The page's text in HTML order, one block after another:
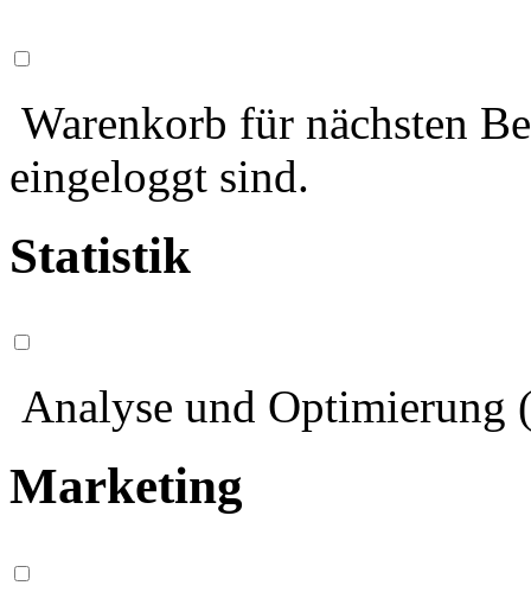
Warenkorb für nächsten
eingeloggt sind.
Statistik
Analyse und Optimierung
Marketing